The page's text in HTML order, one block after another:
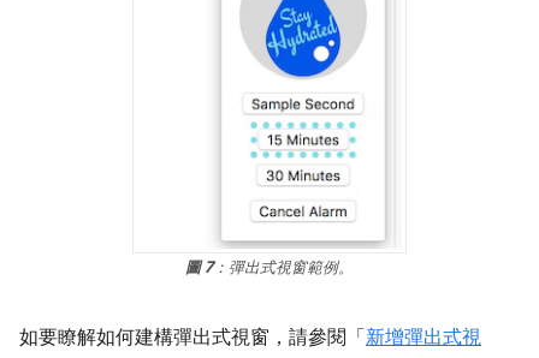
圖 7：彈出式視窗範例。
如要瞭解如何建構彈出式視窗，請參閱「 新增彈出式視